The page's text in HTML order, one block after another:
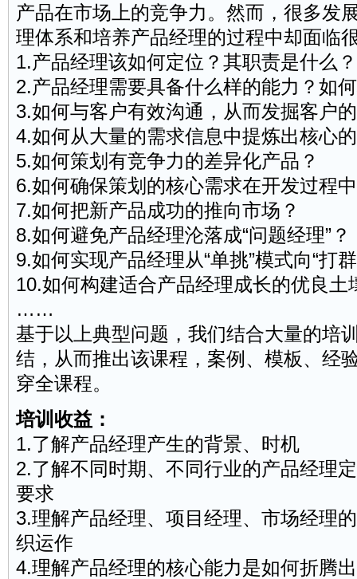
产品在市场上的竞争力。然而，很多发
理体系和培养产品经理的过程中却面临
1.产品经理该如何定位？其职责是什么？
2.产品经理需要具备什么样的能力？如
3.如何与客户有效沟通 ，从而发掘客户
4.如何从大量的需求信息中提炼出核心
5.如何策划有竞争力的差异化产品？
6.如何确保策划的核心需求在开发过程
7.如何把新产品成功的推向市场？
8.如何避免产品经理沦落成“问题经理”？
9.如何实现产品经理从“单挑”模式向“打
10.如何构建适合产品经理成长的优良土
……
基于以上典型问题，我们结合大量的培
结，从而推出该课程，案例、模板、经
穿全课程。
培训收益：
1.了解产品经理产生的背景、时机
2.了解不同时期、不同行业的产品经理
要求
3.理解产品经理、项目经理、市场经理
织运作
4.理解产品经理的核心能力是如何折腾